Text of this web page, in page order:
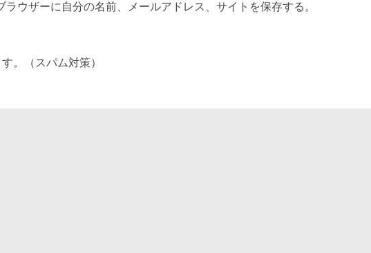
ウザーに自分の名前、メールアドレス、サイトを保存する。
。（スパム対策）